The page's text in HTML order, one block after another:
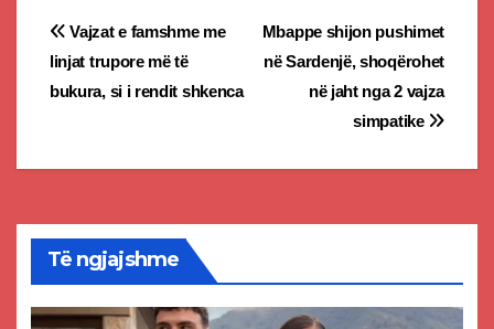
Post
navigation
Mbappe shijon pushimet
në Sardenjë, shoqërohet
në jaht nga 2 vajza
simpatike
Vajzat e famshme me
linjat trupore më të
bukura, si i rendit shkenca
Të ngjajshme